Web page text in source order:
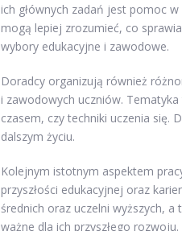
ich głównych zadań jest pomoc w
mogą lepiej zrozumieć, co
wybory edukacyjne i zawodowe.
Doradcy organizują również
i zawodowych uczniów.
czasem, czy techniki uczenia się.
dalszym życiu.
Kolejnym istotnym aspektem
przyszłości edukacyjnej oraz
średnich oraz uczelni wyższych,
ważne dla ich przyszłego rozwoju.